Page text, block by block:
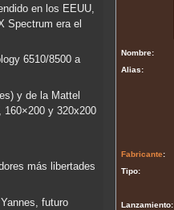
Nombre:
Alias:
Fabricante:
Tipo:
Lanzamiento:
en los EEUU,
Spectrum era el
6510/8500 a
y de la Mattel
160×200 y 320x200
más libertades
futuro